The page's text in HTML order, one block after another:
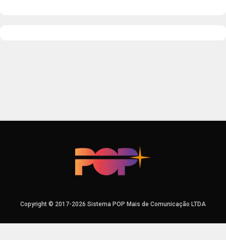
Copyright © 2017-2026 Sistema POP Mais de Comunicação LTDA